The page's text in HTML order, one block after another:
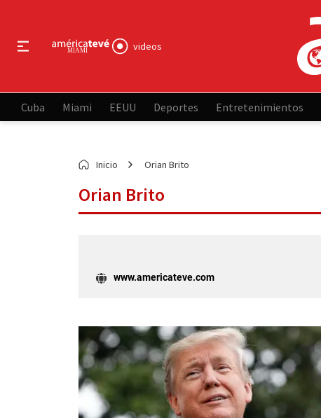
videos
Cuba Miami EEUU Deportes Entretenimientos
Inicio Orian Brito
Orian Brito
www.americateve.com